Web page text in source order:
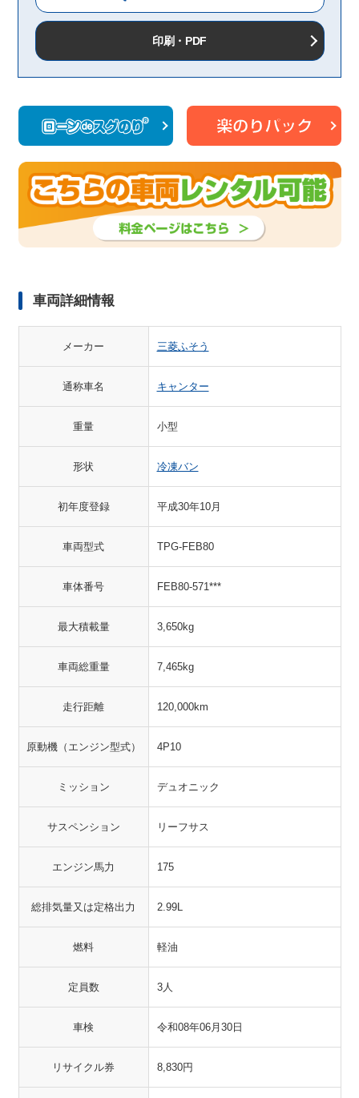
印刷・PDF
車両詳細情報
メーカー 三菱ふそう
通称車名 キャンター
重量 小型
形状 冷凍バン
初年度登録 平成30年10月
車両型式 TPG-FEB80
車体番号 FEB80-571***
最大積載量 3,650kg
車両総重量 7,465kg
走行距離 120,000km
原動機（エンジン型式） 4P10
ミッション デュオニック
サスペンション リーフサス
エンジン馬力 175
総排気量又は定格出力 2.99L
燃料 軽油
定員数 3人
車検 令和08年06月30日
リサイクル券 8,830円